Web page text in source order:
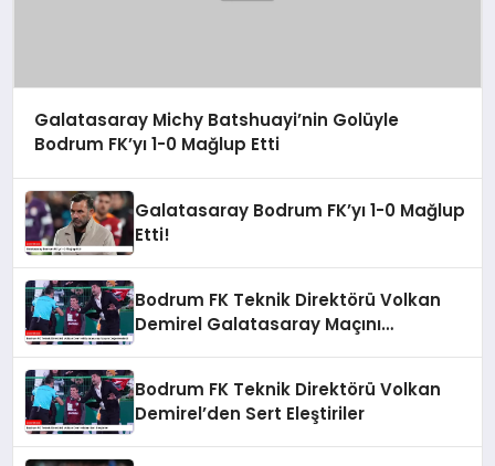
Galatasaray Michy Batshuayi’nin Golüyle
Bodrum FK’yı 1-0 Mağlup Etti
Galatasaray Bodrum FK’yı 1-0 Mağlup
Etti!
Bodrum FK Teknik Direktörü Volkan
Demirel Galatasaray Maçını
Bodrum FK Teknik Direktörü Volkan
Demirel’den Sert Eleştiriler